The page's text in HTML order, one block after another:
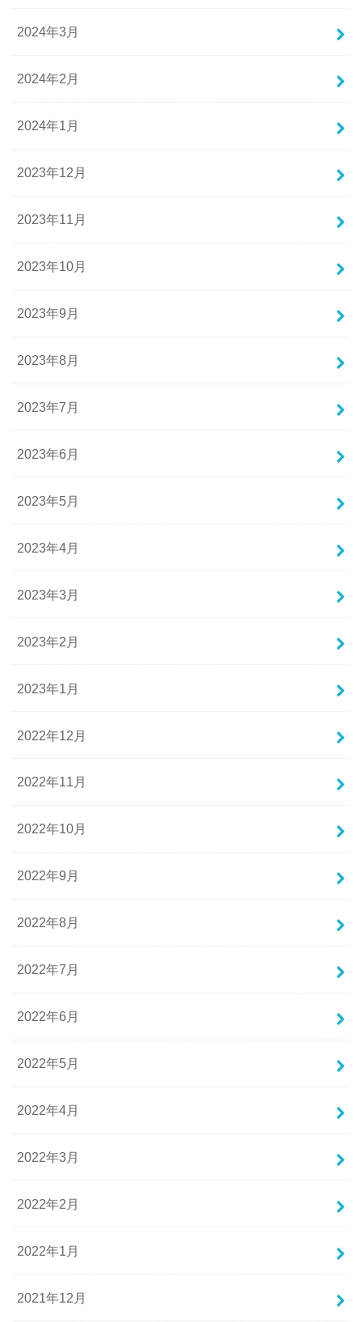
2024年3月
2024年2月
2024年1月
2023年12月
2023年11月
2023年10月
2023年9月
2023年8月
2023年7月
2023年6月
2023年5月
2023年4月
2023年3月
2023年2月
2023年1月
2022年12月
2022年11月
2022年10月
2022年9月
2022年8月
2022年7月
2022年6月
2022年5月
2022年4月
2022年3月
2022年2月
2022年1月
2021年12月